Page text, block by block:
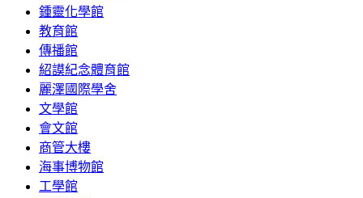
鍾靈化學館
教育館
傳播館
紹謨紀念體育館
麗澤國際學舍
文學館
會文館
商管大樓
海事博物館
工學館